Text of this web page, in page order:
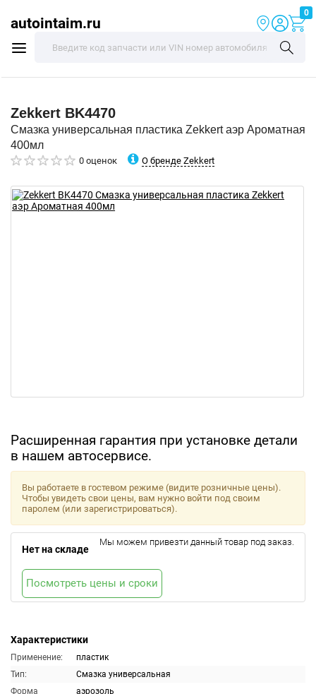
autointaim.ru
0
Zekkert BK4470
Смазка универсальная пластика Zekkert аэр Ароматная
400мл
0 оценок О бренде Zekkert
Расширенная гарантия при установке детали
в нашем автосервисе.
Характеристики
Применение:
пластик
Тип:
Смазка универсальная
Форма
аэрозоль
Вы работаете в гостевом режиме (видите розничные цены).
Чтобы увидеть свои цены, вам нужно войти под своим
паролем (или зарегистрироваться).
Нет на складе
Мы можем привезти данный товар под заказ.
Посмотреть цены и сроки